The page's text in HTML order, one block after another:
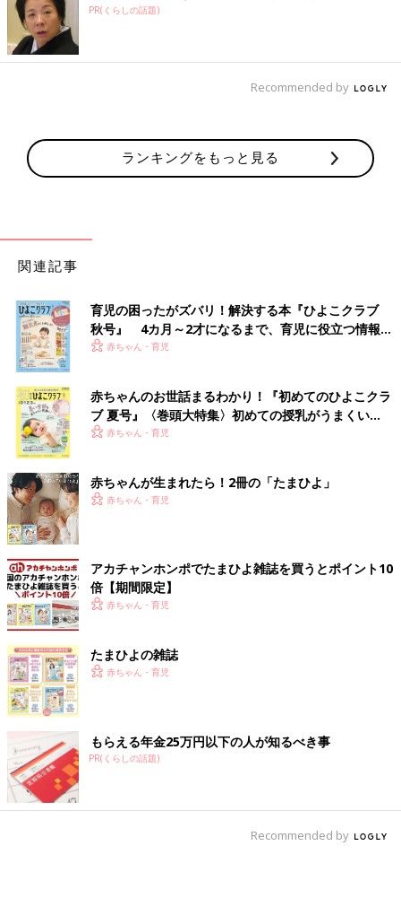
PR(くらしの話題)
Recommended by
ランキングをもっと見る
関連記事
育児の困ったがズバリ！解決する本『ひよこクラブ
秋号』 4カ月～2才になるまで、育児に役立つ情報が
いっぱい！
赤ちゃん・育児
赤ちゃんのお世話まるわかり！『初めてのひよこクラ
ブ 夏号』〈巻頭大特集〉初めての授乳がうまくい
く！ おっぱい・ミルクの基本と夏のトラブル 解決テ
赤ちゃん・育児
赤ちゃんが生まれたら！2冊の「たまひよ」
赤ちゃん・育児
アカチャンホンポでたまひよ雑誌を買うとポイント10
倍【期間限定】
赤ちゃん・育児
たまひよの雑誌
赤ちゃん・育児
もらえる年金25万円以下の人が知るべき事
PR(くらしの話題)
Recommended by